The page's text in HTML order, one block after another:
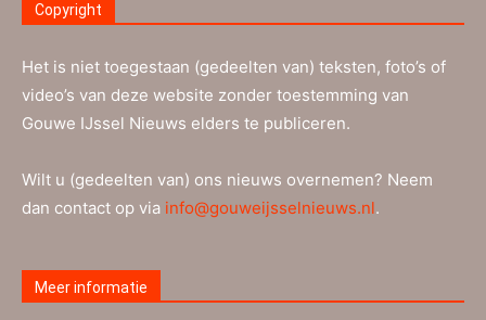
Copyright
Het is niet toegestaan (gedeelten van) teksten, foto’s of
video’s van deze website zonder toestemming van
Gouwe IJssel Nieuws elders te publiceren.
Wilt u (gedeelten van) ons nieuws overnemen? Neem
dan contact op via info@gouweijsselnieuws.nl.
Meer informatie